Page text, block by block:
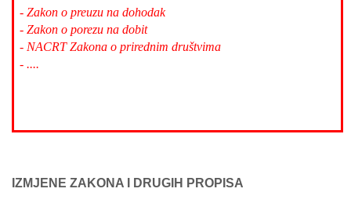
- Zakon o preuzu na dohodak
- Zakon o porezu na dobit
- NACRT Zakona o prirednim društvima
- ....
IZMJENE ZAKONA I DRUGIH PROPISA